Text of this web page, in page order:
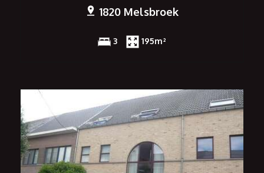
1820 Melsbroek
3 195m²